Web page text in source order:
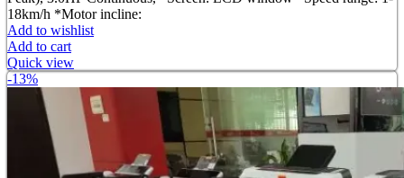
৳ 58,000.00.
18km/h *Motor incline:
Add to wishlist
Add to cart
Quick view
-13%